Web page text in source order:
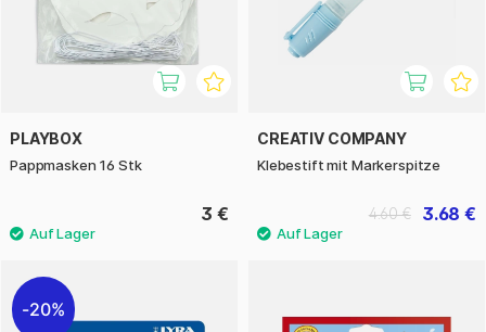
PLAYBOX
Pappmasken 16 Stk
3 €
CREATIV COMPANY
Klebestift mit Markerspitze
3.68 €
4.60 €
20%